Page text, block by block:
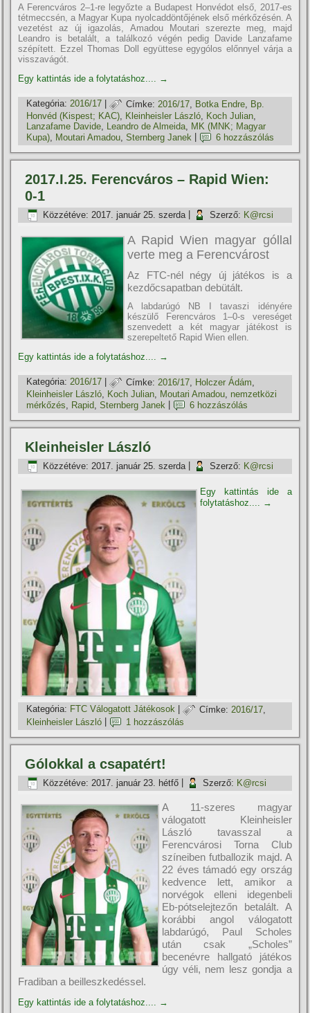
A Ferencváros 2–1-re legyőzte a Budapest Honvédot első, 2017-es
tétmeccsén, a Magyar Kupa nyolcaddöntőjének első mérkőzésén. A
vezetést az új igazolás, Amadou Moutari szerezte meg, majd
Leandro is betalált, a találkozó végén pedig Davide Lanzafame
szépí­tett. Ezzel Thomas Doll együttese egygólos előnnyel várja a
visszavágót.
Egy kattintás ide a folytatáshoz.... →
Kategória: 2016/17 | Címke: 2016/17 Botka Endre
Bp.
Honvéd (Kispest; KAC), Kleinheisler László, Koch Julian,
Lanzafame Davide, Leandro de Almeida, MK (MNK; Magyar
Kupa)
Moutari Amadou ,Sternberg Janek 6 hozzászólás
2017.I.25. Ferencváros – Rapid Wien:
0-1
Közzétéve: 2017. január 25. szerda Szerző: K@rcsi
A Rapid Wien magyar góllal
verte meg a Ferencvárost
Az FTC-nél négy új játékos is a
kezdőcsapatban debütált.
A labdarúgó NB I tavaszi idényére
készülő Ferencváros 1–0-s vereséget
szenvedett a két magyar játékost is
szerepeltető Rapid Wien ellen.
Egy kattintás ide a folytatáshoz.... →
Kategória: 2016/17 | Címke: 2016/17 Holczer Ádám
Kleinheisler László, Koch Julian, Moutari Amadou, nemzetközi
mérkőzés
Rapid ,Sternberg Janek 6 hozzászólás
Kleinheisler László
Közzétéve: 2017. január 25. szerda Szerző: K@rcsi
Egy kattintás ide a
folytatáshoz.... →
Kategória: FTC Válogatott Játékosok | Címke: 2016/17
Kleinheisler László
1 hozzászólás
Gólokkal a csapatért!
Közzétéve: 2017. január 23. hétfő Szerző: K@rcsi
A 11-szeres magyar
válogatott Kleinheisler
László tavasszal a
Ferencvárosi Torna Club
szí­neiben futballozik majd. A
22 éves támadó egy ország
kedvence lett, amikor a
norvégok elleni idegenbeli
Eb-pótselejtezőn betalált. A
korábbi angol válogatott
labdarúgó, Paul Scholes
után csak „Scholes”
becenévre hallgató játékos
úgy véli, nem lesz gondja a
Fradiban a beilleszkedéssel.
Egy kattintás ide a folytatáshoz.... →